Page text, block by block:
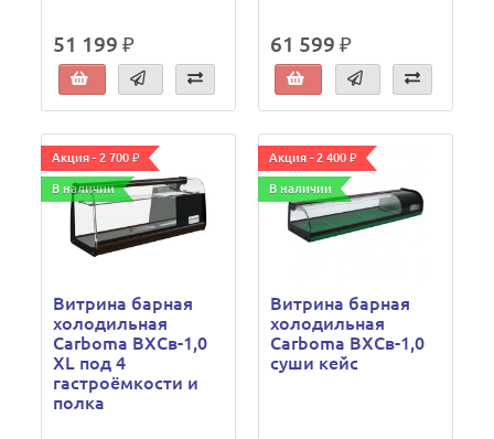
51 199 ₽ 61 599 ₽
Акция - 2 700 ₽
В наличии
Витрина барная
холодильная
Carboma ВХСв-1,0
XL под 4
гастроёмкости и
полка
Акция - 2 400 ₽
В наличии
Витрина барная
холодильная
Carboma ВХСв-1,0
суши кейс